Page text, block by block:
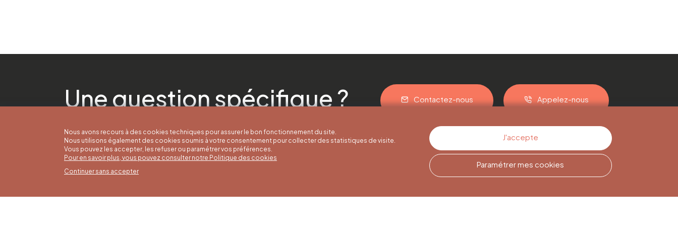
Une question spécifique ? Contactez-nous Appelez-nous
Inscription à la
Nous avons recours à des cookies techniques pour assurer le bon fonctionnement du site.
Nous utilisons également des cookies soumis à votre consentement pour collecter des statistiques de visite.
Vous pouvez les accepter, les refuser ou paramétrer vos préférences.
Pour en savoir plus, vous pouvez consulter notre Politique des cookies
Continuer sans accepter
J'accepte
Paramétrer mes cookies